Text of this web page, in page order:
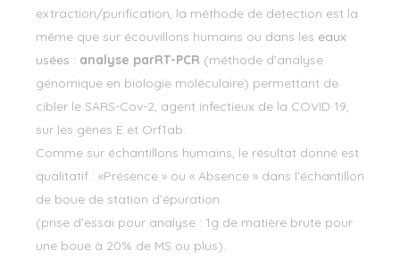
extraction/purification, la méthode de détection est la
même que sur écouvillons humains ou dans les eaux
usées : analyse parRT-PCR (méthode d’analyse
génomique en biologie moléculaire) permettant de
cibler le SARS-Cov-2, agent infectieux de la COVID 19,
sur les gènes E et Orf1ab.
Comme sur échantillons humains, le résultat donné est
qualitatif : «Présence » ou « Absence » dans l’échantillon
de boue de station d’épuration.
(prise d’essai pour analyse : 1g de matière brute pour
une boue à 20% de MS ou plus).